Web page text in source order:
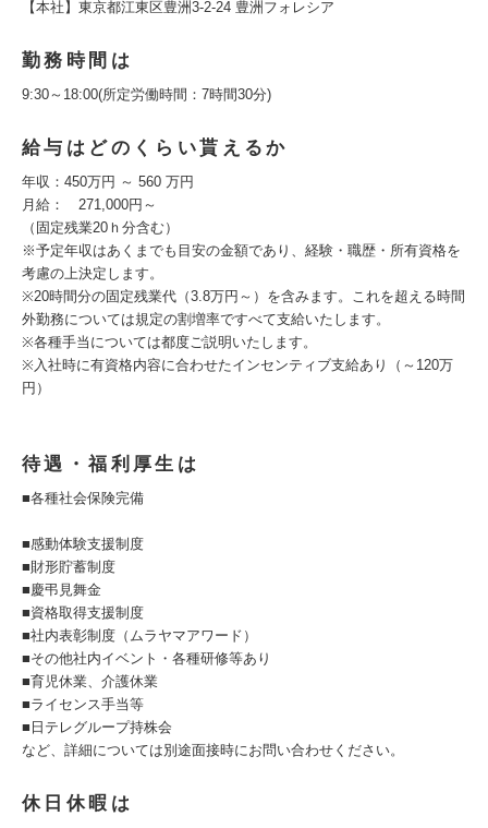
【本社】東京都江東区豊洲3-2-24 豊洲フォレシア
勤務時間は
9:30～18:00(所定労働時間：7時間30分)
給与はどのくらい貰えるか
年収：450万円 ～ 560 万円
月給： 271,000円～
（固定残業20ｈ分含む）
※予定年収はあくまでも目安の金額であり、経験・職歴・所有資格を
考慮の上決定します。
※20時間分の固定残業代（3.8万円～）を含みます。これを超える時間
外勤務については規定の割増率ですべて支給いたします。
※各種手当については都度ご説明いたします。
※入社時に有資格内容に合わせたインセンティブ支給あり（～120万
円）
待遇・福利厚生は
■各種社会保険完備
■感動体験支援制度
■財形貯蓄制度
■慶弔見舞金
■資格取得支援制度
■社内表彰制度（ムラヤマアワード）
■その他社内イベント・各種研修等あり
■育児休業、介護休業
■ライセンス手当等
■日テレグループ持株会
など、詳細については別途面接時にお問い合わせください。
休日休暇は